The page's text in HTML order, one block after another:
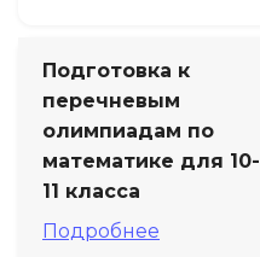
Подготовка к
перечневым
олимпиадам по
математике для 10-
11 класса
Подробнее